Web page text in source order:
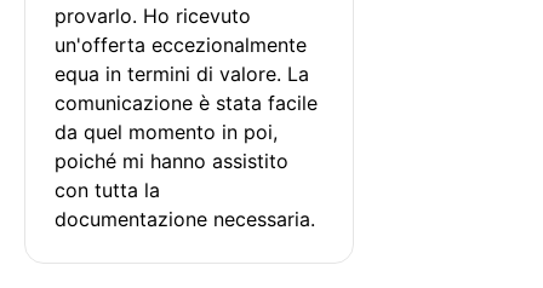
provarlo. Ho ricevuto
un'offerta eccezionalmente
equa in termini di valore. La
comunicazione è stata facile
da quel momento in poi,
poiché mi hanno assistito
con tutta la
documentazione necessaria.